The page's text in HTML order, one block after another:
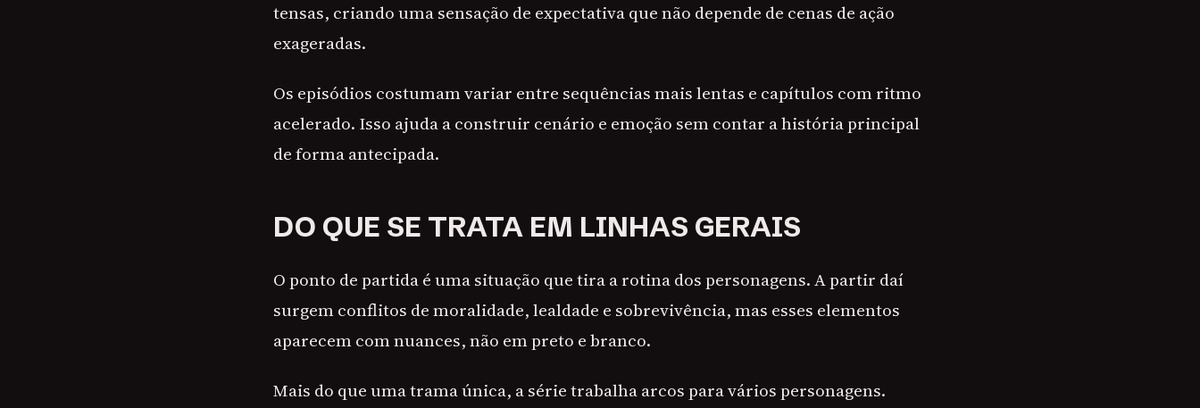
tensas, criando uma sensação de expectativa que não depende de cenas de ação
exageradas.
Os episódios costumam variar entre sequências mais lentas e capítulos com ritmo
acelerado. Isso ajuda a construir cenário e emoção sem contar a história principal
de forma antecipada.
DO QUE SE TRATA EM LINHAS GERAIS
O ponto de partida é uma situação que tira a rotina dos personagens. A partir daí
surgem conflitos de moralidade, lealdade e sobrevivência, mas esses elementos
aparecem com nuances, não em preto e branco.
Mais do que uma trama única, a série trabalha arcos para vários personagens.